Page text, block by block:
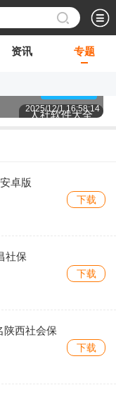
资讯 专题
人社软件大全
相
软
人
2025/12/1 16:58:14
卓版
下载
社保
下载
陕西社会保
下载